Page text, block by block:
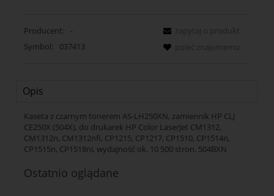
Producent:
-
Symbol:
037413
Opis
Kaseta z czarnym tonerem AS-LH250XN, zamiennik HP CLJ
CE250X (504X), do drukarek HP Color LaserJet CM1312,
CM1312n, CM1312nfi, CP1215, CP1217, CP1510, CP1514n,
CP1515n, CP1518ni, wydajność ok. 10 500 stron. 504BXN
Ostatnio oglądane